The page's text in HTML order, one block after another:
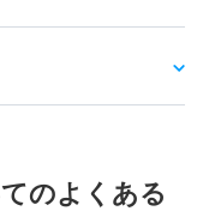
のよくある